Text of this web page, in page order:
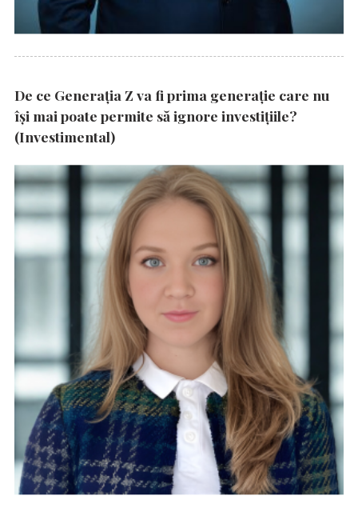
De ce Generația Z va fi prima generație care nu
își mai poate permite să ignore investițiile?
(Investimental)